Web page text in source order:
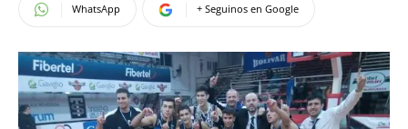
WhatsApp + Seguinos en Google